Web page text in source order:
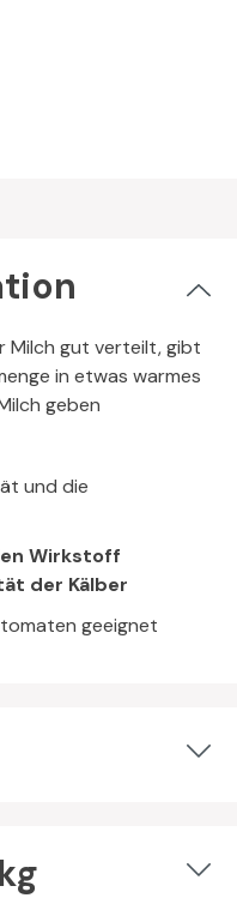
Milch gut verteilt, gibt
in etwas warmes
geben
und die
Wirkstoff
der Kälber
geeignet